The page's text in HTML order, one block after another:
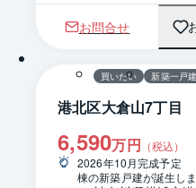
お問合せ
買いたい 新築一戸
港北区大倉山7丁
6,590万円 （税込）
2026年10月完成予定
棟の新築戸建が誕生しま